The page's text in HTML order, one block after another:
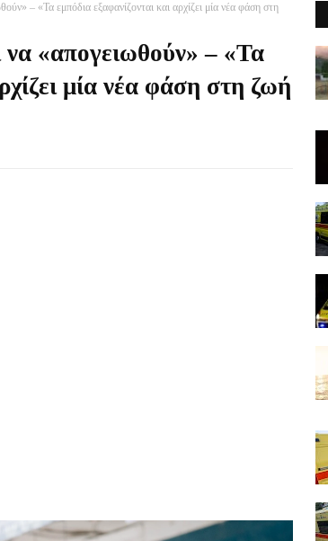
– «Τα εμπόδια εξαφανίζονται και αρχίζει μία νέα φάση στη
να «απογειωθούν» – «Τα
μία νέα φάση στη ζωή